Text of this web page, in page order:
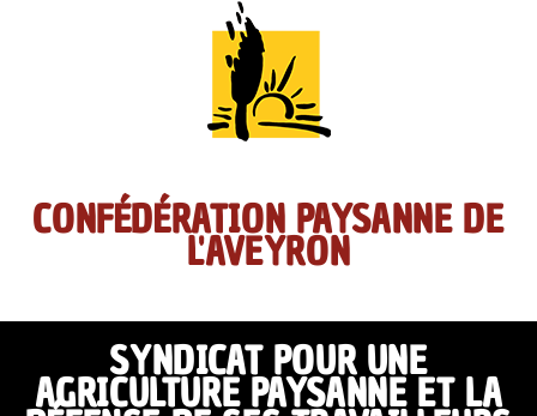
CONFÉDÉRATION PAYSANNE DE
L'AVEYRON
SYNDICAT POUR UNE
AGRICULTURE PAYSANNE ET LA